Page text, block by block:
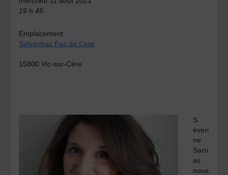
19 h 45
Emplacement
Salvanhac Pas de Cère
15800 Vic-sur-Cère
S
éveri
ne
Sarri
as
nous